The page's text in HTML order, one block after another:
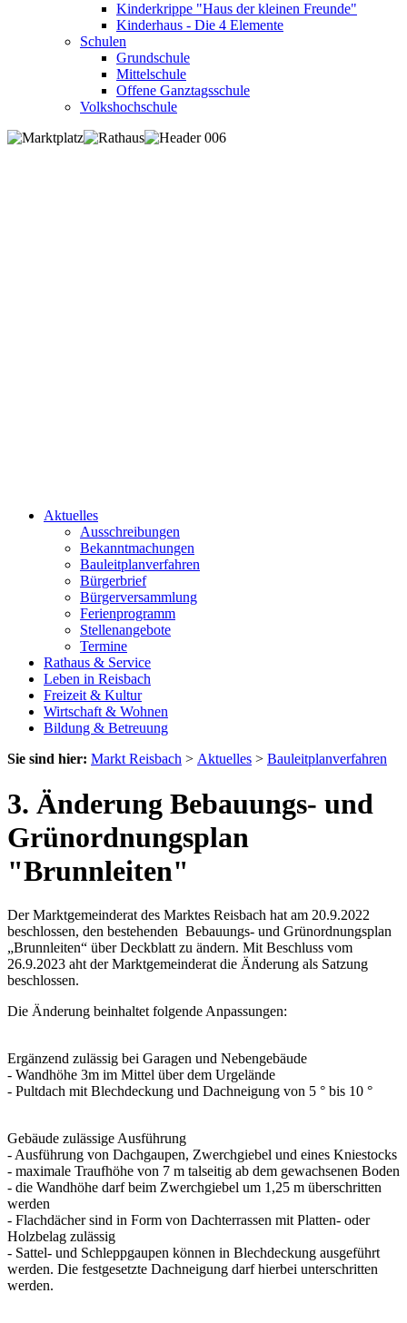
Kinderkrippe "Haus der kleinen Freunde"
Kinderhaus - Die 4 Elemente
Schulen
Grundschule
Mittelschule
Offene Ganztagsschule
Volkshochschule
Aktuelles
Ausschreibungen
Bekanntmachungen
Bauleitplanverfahren
Bürgerbrief
Bürgerversammlung
Ferienprogramm
Stellenangebote
Termine
Rathaus & Service
Leben in Reisbach
Freizeit & Kultur
Wirtschaft & Wohnen
Bildung & Betreuung
Sie sind hier: Markt Reisbach > Aktuelles > Bauleitplanverfahren
3. Änderung Bebauungs- und
Grünordnungsplan
"Brunnleiten"
Der Marktgemeinderat des Marktes Reisbach hat am 20.9.2022
beschlossen, den bestehenden Bebauungs- und Grünordnungsplan
„Brunnleiten“ über Deckblatt zu ändern. Mit Beschluss vom
26.9.2023 aht der Marktgemeinderat die Änderung als Satzung
beschlossen.
Die Änderung beinhaltet folgende Anpassungen:
Ergänzend zulässig bei Garagen und Nebengebäude
- Wandhöhe 3m im Mittel über dem Urgelände
- Pultdach mit Blechdeckung und Dachneigung von 5 ° bis 10 °
Gebäude zulässige Ausführung
- Ausführung von Dachgaupen, Zwerchgiebel und eines Kniestocks
- maximale Traufhöhe von 7 m talseitig ab dem gewachsenen Boden
- die Wandhöhe darf beim Zwerchgiebel um 1,25 m überschritten
werden
- Flachdächer sind in Form von Dachterrassen mit Platten- oder
Holzbelag zulässig
- Sattel- und Schleppgaupen können in Blechdeckung ausgeführt
werden. Die festgesetzte Dachneigung darf hierbei unterschritten
werden.